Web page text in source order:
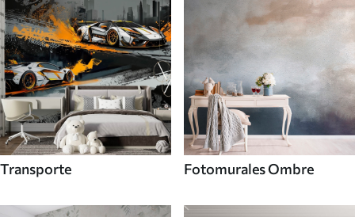
Transporte Fotomurales Ombre